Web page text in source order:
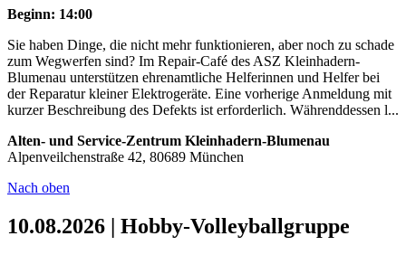
Beginn: 14:00
Sie haben Dinge, die nicht mehr funktionieren, aber noch zu schade
zum Wegwerfen sind? Im Repair-Café des ASZ Kleinhadern-
Blumenau unterstützen ehrenamtliche Helferinnen und Helfer bei
der Reparatur kleiner Elektrogeräte. Eine vorherige Anmeldung mit
kurzer Beschreibung des Defekts ist erforderlich. Währenddessen l...
Alten- und Service-Zentrum Kleinhadern-Blumenau
Alpenveilchenstraße 42, 80689 München
Nach oben
10.08.2026 | Hobby-Volleyballgruppe